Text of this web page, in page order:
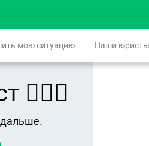
мою ситуацию Наши юристы